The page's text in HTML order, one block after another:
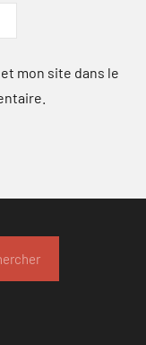
mon site dans le